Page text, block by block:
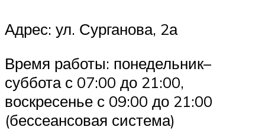
Адрес: ул. Сурганова, 2а
Время работы: понедельник–
суббота с 07:00 до 21:00,
воскресенье с 09:00 до 21:00
(бессеансовая система)